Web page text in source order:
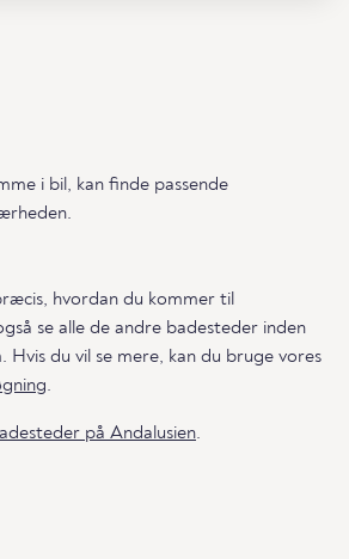
i bil, kan finde passende
hvordan du kommer til
se alle de andre badesteder inden
Hvis du vil se mere, kan du bruge vores
.
på Andalusien.